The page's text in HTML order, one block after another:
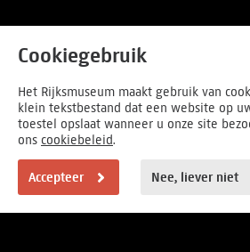
Cookiegebruik
Het Rijksmuseum maakt gebruik van
klein tekstbestand dat een website op
toestel opslaat wanneer u onze site
ons cookiebeleid.
Accepteer Nee, liever niet